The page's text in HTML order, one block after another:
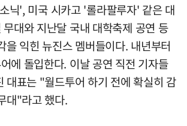
닉', 미국 시카고 '롤라팔루자' 같은 대
대와 지난달 국내 대학축제 공연 등
을 익힌 뉴진스 멤버들이다. 내년부터
에 돌입한다. 이날 공연 직전 기자들
대표는 "월드투어 하기 전에 확실히 감
대"라고 했다.